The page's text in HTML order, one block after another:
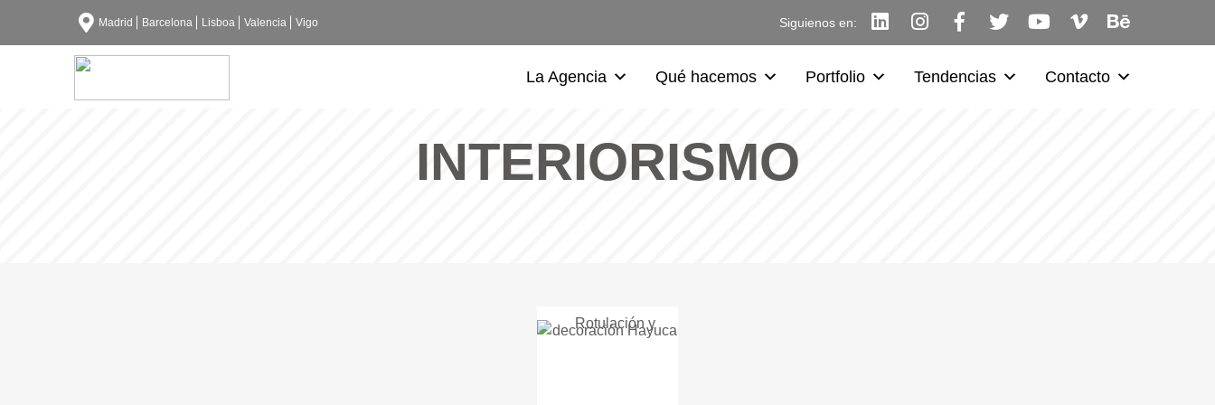
Madrid Barcelona Lisboa Valencia Vigo Siguienos en:
La Agencia Qué hacemos Portfolio Tendencias Contacto
INTERIORISMO